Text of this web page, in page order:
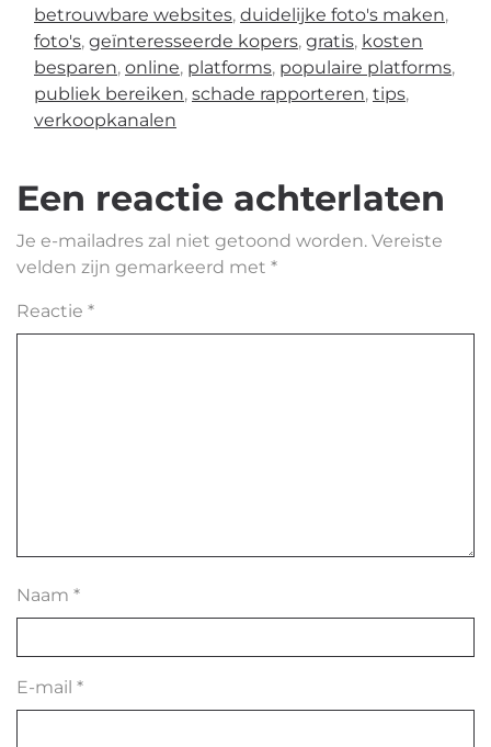
betrouwbare websites, duidelijke foto's maken,
foto's, geïnteresseerde kopers, gratis, kosten
besparen, online, platforms, populaire platforms,
publiek bereiken, schade rapporteren, tips,
verkoopkanalen
Een reactie achterlaten
Je e-mailadres zal niet getoond worden. Vereiste
velden zijn gemarkeerd met *
Reactie *
Naam *
E-mail *